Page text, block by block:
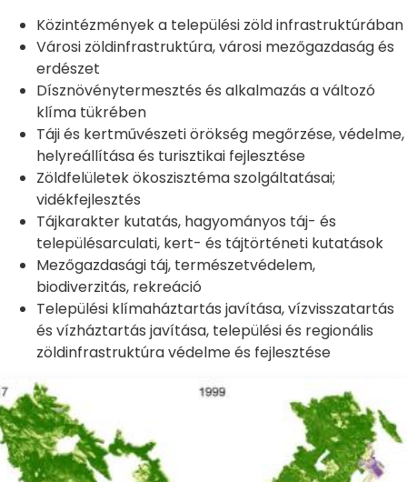
Közintézmények a települési zöld infrastruktúrában
Városi zöldinfrastruktúra, városi mezőgazdaság és
erdészet
Dísznövénytermesztés és alkalmazás a változó
klíma tükrében
Táji és kertművészeti örökség megőrzése, védelme,
helyreállítása és turisztikai fejlesztése
Zöldfelületek ökoszisztéma szolgáltatásai;
vidékfejlesztés
Tájkarakter kutatás, hagyományos táj- és
településarculati, kert- és tájtörténeti kutatások
Mezőgazdasági táj, természetvédelem,
biodiverzitás, rekreáció
Települési klímaháztartás javítása, vízvisszatartás
és vízháztartás javítása, települési és regionális
zöldinfrastruktúra védelme és fejlesztése